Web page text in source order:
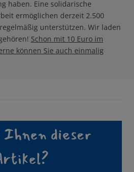
haben. Eine solidarische
ermöglichen derzeit 2.500
unterstützen. Wir laden
Schon mit 10 Euro im
können Sie auch einmalig
dieser